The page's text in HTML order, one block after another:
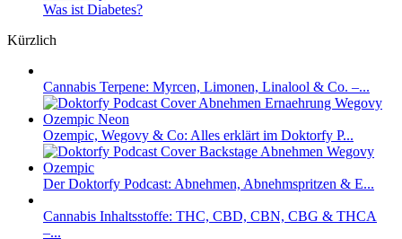
Was ist Diabetes?
Kürzlich
Cannabis Terpene: Myrcen, Limonen, Linalool & Co. –...
Ozempic, Wegovy & Co: Alles erklärt im Doktorfy P...
Der Doktorfy Podcast: Abnehmen, Abnehmspritzen & E...
Cannabis Inhaltsstoffe: THC, CBD, CBN, CBG & THCA
–...